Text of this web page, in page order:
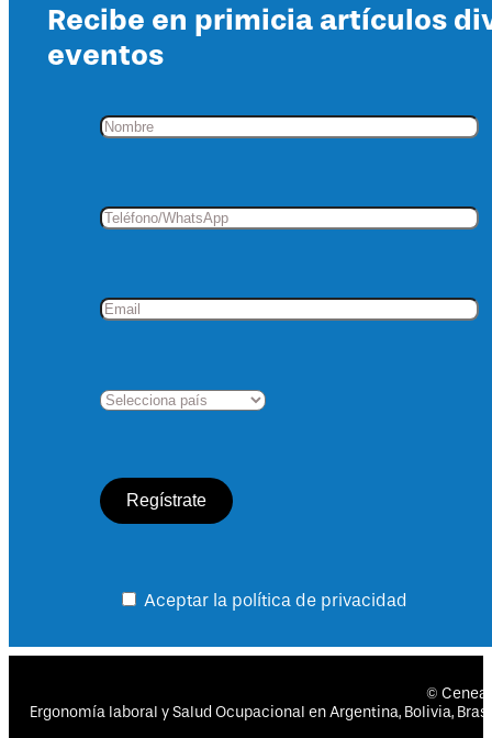
Recibe en primicia artículos
eventos
Aceptar la política de privacidad
©
Ergonomía laboral y Salud Ocupacional en Argentina, Bolivia,